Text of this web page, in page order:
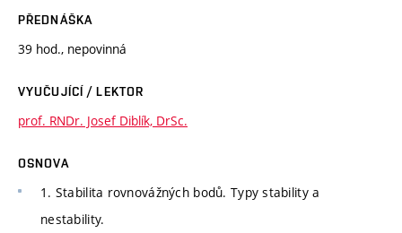
PŘEDNÁŠKA
39 hod., nepovinná
VYUČUJÍCÍ / LEKTOR
prof. RNDr. Josef Diblík, DrSc.
OSNOVA
1. Stabilita rovnovážných bodů. Typy stability a
nestability.